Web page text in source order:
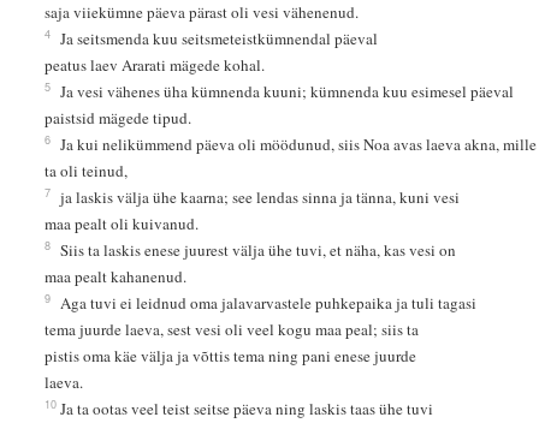
saja viiekümne päeva pärast oli vesi vähenenud.
4
Ja seitsmenda kuu seitsmeteistkümnendal päeval
peatus laev Ararati mägede kohal.
5
Ja vesi vähenes üha kümnenda kuuni; kümnenda kuu esimesel päeval
paistsid mägede tipud.
6
Ja kui nelikümmend päeva oli möödunud, siis Noa avas laeva akna,
ta oli teinud,
7
ja laskis välja ühe kaarna; see lendas sinna ja tänna, kuni vesi
maa pealt oli kuivanud.
8
Siis ta laskis enese juurest välja ühe tuvi, et näha, kas vesi on
maa pealt kahanenud.
9
Aga tuvi ei leidnud oma jalavarvastele puhkepaika ja tuli tagasi
tema juurde laeva, sest vesi oli veel kogu maa peal; siis ta
pistis oma käe välja ja võttis tema ning pani enese juurde
laeva.
10 Ja ta ootas veel teist seitse päeva ning laskis taas ühe tuvi